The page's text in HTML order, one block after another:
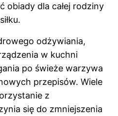
obiady dla całej rodziny
odżywiania,
w kuchni
po świeże warzywa
przepisów. Wiele
z
się do zmniejszenia